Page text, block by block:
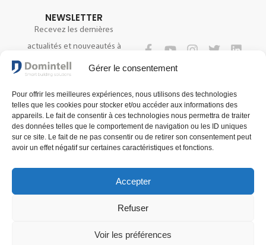
Gérer le consentement
Pour offrir les meilleures expériences, nous utilisons des technologies
telles que les cookies pour stocker et/ou accéder aux informations des
appareils. Le fait de consentir à ces technologies nous permettra de traiter
des données telles que le comportement de navigation ou les ID uniques
sur ce site. Le fait de ne pas consentir ou de retirer son consentement peut
avoir un effet négatif sur certaines caractéristiques et fonctions.
Accepter
Refuser
Voir les préférences
NEWSLETTER
Recevez les dernières
actualités et nouveautés à
propos de notre technologie.
S'INSCRIRE
SUIVEZ-NOUS
Conditions générales de venteConditions générales d'utilisation